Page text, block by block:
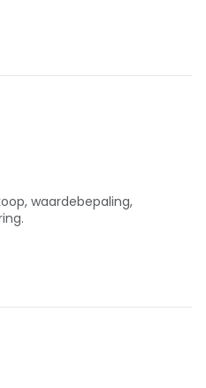
waardebepaling,